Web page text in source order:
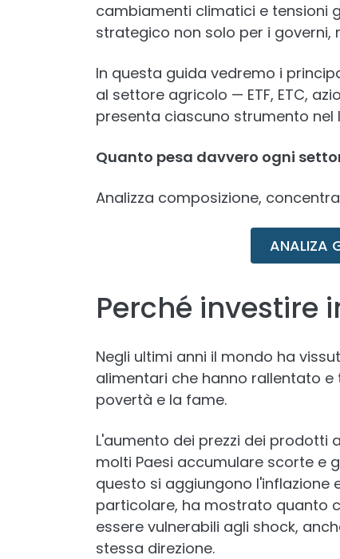
cambiamenti climatici e tensioni
strategico non solo per i governi,
In questa guida vedremo i
al settore agricolo — ETF, ETC,
presenta ciascuno strumento nel
Quanto pesa davvero ogni
Analizza composizione,
ANALIZA
Perché investire
Negli ultimi anni il mondo ha
alimentari che hanno rallentato
povertà e la fame.
L'aumento dei prezzi dei prodotti
molti Paesi accumulare scorte e
questo si aggiungono l'inflazione
particolare, ha mostrato quanto
essere vulnerabili agli shock,
stessa direzione.